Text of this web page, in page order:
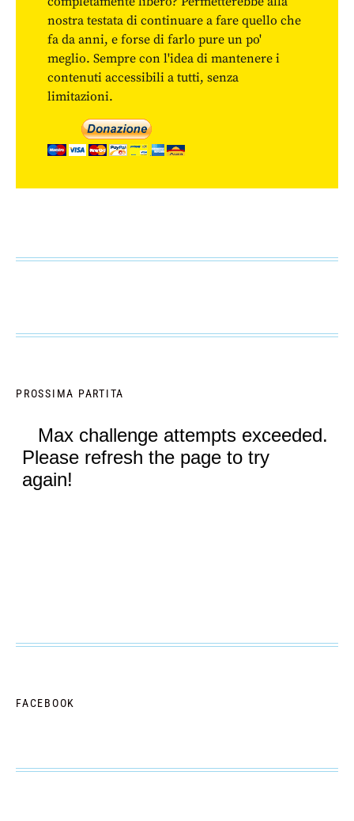
nostra testata di continuare a fare quello che
fa da anni, e forse di farlo pure un po'
meglio. Sempre con l'idea di mantenere i
contenuti accessibili a tutti, senza
limitazioni.
PROSSIMA PARTITA
FACEBOOK